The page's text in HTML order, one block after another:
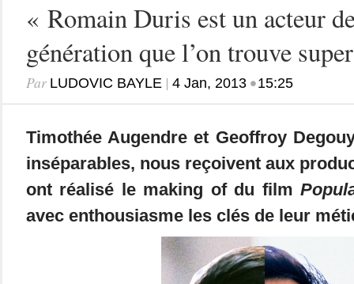
« Romain Duris est un acteur
génération que l’on trouve
Par LUDOVIC BAYLE| 4 Jan, 2013•15:25
Timothée Augendre et Geoffroy
inséparables, nous reçoivent aux
ont réalisé le making of du film
avec enthousiasme les clés de leur